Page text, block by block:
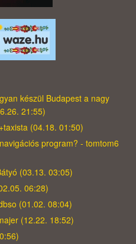
készül Budapest a nagy
21:55)
(04.18. 01:50)
program? - tomtom6
(03.13. 03:05)
06:28)
(01.02. 08:04)
(12.22. 18:52)